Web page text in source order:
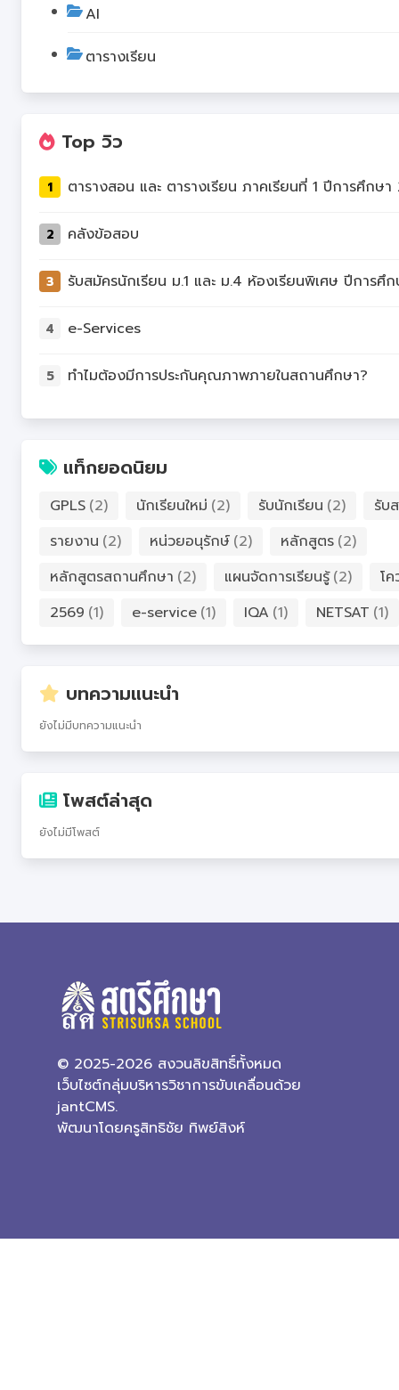
AI
ตารางเรียน
Top วิว
1
2 คลังข้อสอบ
3
4 e-Services
5 ทำไมต้องมีการประกันคุณภาพภายในสถานศึกษา?
แท็กยอดนิยม
GPLS (2) นักเรียนใหม่ (2) รับนักเรียน (2)
รับ
รายงาน (2) หน่วยอนุรักษ์ (2) หลักสูตร (2)
หลักสูตรสถานศึกษา (2) แผนจัดการเรียนรู้ (2)
โ
2569 (1) e-service (1) IQA (1) NETSAT (1)
บทความแนะนำ
ยังไม่มีบทความแนะนำ
โพสต์ล่าสุด
ยังไม่มีโพสต์
© 2025-2026 สงวนลิขสิทธิ์ทั้งหมด
เว็บไซต์กลุ่มบริหารวิชาการขับเคลื่อนด้วย
jantCMS.
พัฒนาโดยครูสิทธิชัย ทิพย์สิงห์